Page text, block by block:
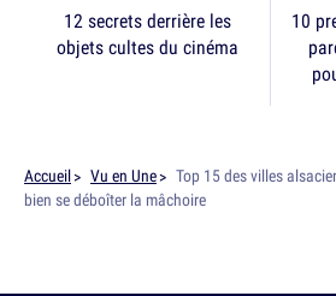
12 secrets derrière les
objets cultes du cinéma
10
Accueil Vu en Une
Top 15 des villes
bien se déboîter la mâchoire